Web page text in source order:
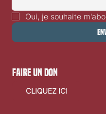
Oui, je souhaite
faire un don
CLIQUEZ ICI